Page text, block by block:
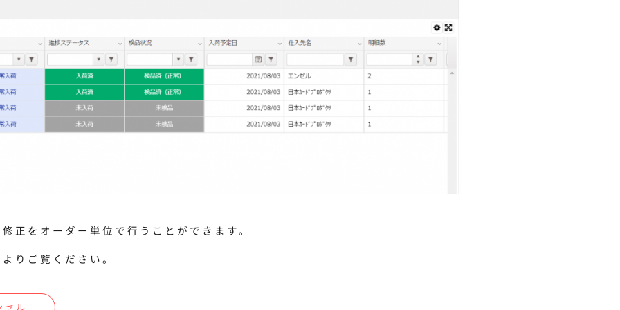
正をオーダー単位で行うことができます。
りご覧ください。
セル